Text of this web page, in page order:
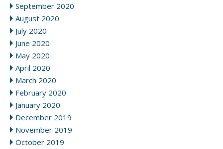
September 2020
August 2020
July 2020
June 2020
May 2020
April 2020
March 2020
February 2020
January 2020
December 2019
November 2019
October 2019